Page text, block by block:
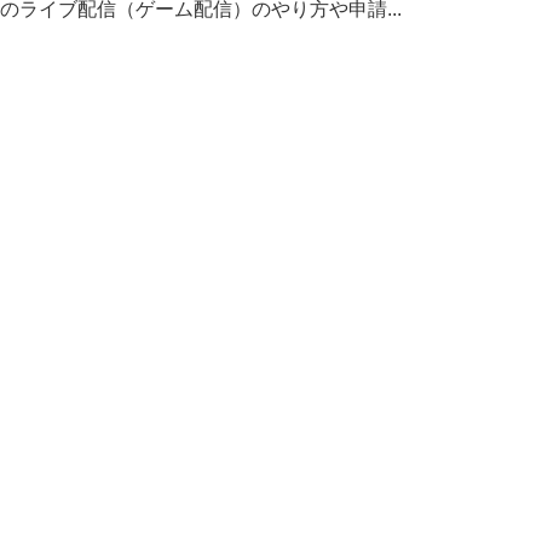
ライブ配信（ゲーム配信）のやり方や申請...